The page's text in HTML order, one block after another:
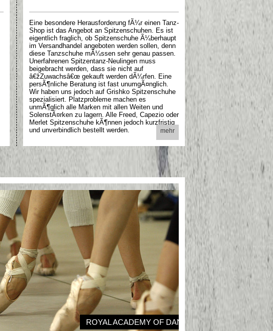
Eine besondere Herausforderung fÃ¼r einen Tanz-
Shop ist das Angebot an Spitzenschuhen. Es ist
eigentlich fraglich, ob Spitzenschuhe Ã¼berhaupt
im Versandhandel angeboten werden sollen, denn
diese Tanzschuhe mÃ¼ssen sehr genau passen.
Unerfahrenen Spitzentanz-Neulingen muss
beigebracht werden, dass sie nicht auf
â€žZuwachsâ€œ gekauft werden dÃ¼rfen. Eine
persÃ¶nliche Beratung ist fast unumgÃ¤nglich.
Wir haben uns jedoch auf Grishko Spitzenschuhe
spezialisiert. Platzprobleme machen es
unmÃ¶glich alle Marken mit allen Weiten und
SolenstÃ¤rken zu lagern. Alle Freed, Capezio oder
Merlet Spitzenschuhe kÃ¶nnen jedoch kurzfristig
und unverbindlich bestellt werden.
mehr
ROYAL ACADEMY OF DANCE